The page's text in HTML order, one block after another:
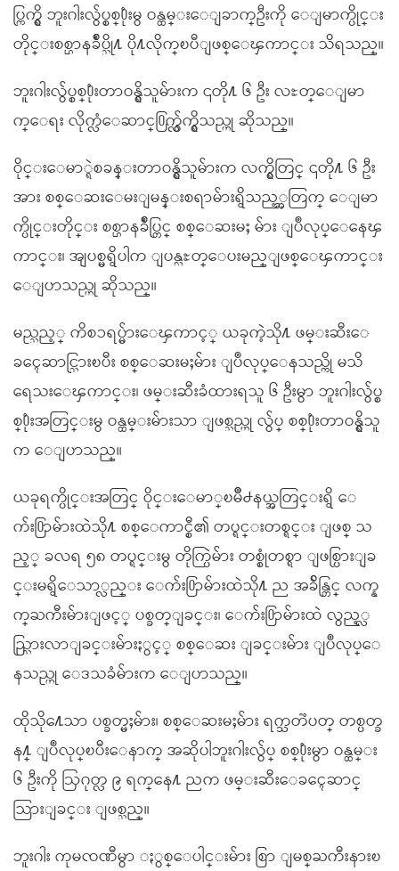
ပ္ကြက္ရွိ ဘူးဂါးလွ်ပ္စစ္႐ုံးမွ ဝန္ထမ္းေျခာက္ဦးကို ေျမာက္ပိုင္း
တိုင္းစစ္ဌာနခ်ဳပ္သို႔ ပို႔လိုက္ၿပီျဖစ္ေၾကာင္း သိရသည္။
ဘူးဂါးလွ်ပ္စစ္႐ုံးတာဝန္ရွိသူမ်ားက ၎တို႔ ၆ ဦး လႊတ္ေျမာ
က္ေရး လိုက္လံေဆာင္႐ြက္လွ်က္ရွိသည္ဟု ဆိုသည္။
ဝိုင္းေမာ္ရဲစခန္းတာဝန္ရွိသူမ်ားက လက္ရွိတြင္ ၎တို႔ ၆ ဦး
အား စစ္ေဆးေမးျမန္းစရာမ်ားရွိသည့္အတြက္ ေျမာ
က္ပိုင္းတိုင္း စစ္ဌာနခ်ဳပ္တြင္ စစ္ေဆးမႈ မ်ား ျပဳလုပ္ေနေၾ
ကာင္း၊ အျပစ္မရွိပါက ျပန္လႊတ္ေပးမည္ျဖစ္ေၾကာင္း
ေျပာသည္ဟု ဆိုသည္။
မည္သည့္ ကိစၥရပ္မ်ားေၾကာင့္ ယခုကဲ့သို႔ ဖမ္းဆီးေ
ခၚေဆာင္သြားၿပီး စစ္ေဆးမႈမ်ား ျပဳလုပ္ေနသည္ကို မသိ
ရေသးေၾကာင္း၊ ဖမ္းဆီးခံထားရသူ ၆ ဦးမွာ ဘူးဂါးလွ်ပ္စ
စ္႐ုံးအတြင္းမွ ဝန္ထမ္းမ်ားသာ ျဖစ္သည္ဟု လွ်ပ္ စစ္႐ုံးတာဝန္ရွိသူ
က ေျပာသည္။
ယခုရက္ပိုင္းအတြင္ ဝိုင္းေမာ္ၿမိဳ႕နယ္အတြင္းရွိ ေ
က်း႐ြာမ်ားထဲသို႔ စစ္ေကာင္စီ၏ တပ္ရင္းတစ္ရင္း ျဖစ္ သ
ည့္ ခလရ ၅၈ တပ္ရင္းမွ တိုက္ပြဲမ်ား တစ္စုံတစ္ရာ ျဖစ္ပြားျခ
င္းမရွိေသာ္လည္း ေက်း႐ြာမ်ားထဲသို႔ ည အခ်ိန္တြင္ လက္န
က္ႀကီးမ်ားျဖင့္ ပစ္ခတ္ျခင္း၊ ေက်း႐ြာမ်ားထဲ လွည့္လ
ည္သြားလာျခင္းမ်ားႏွင့္ စစ္ေဆး ျခင္းမ်ား ျပဳလုပ္ေ
နသည္ဟု ေဒသခံမ်ားက ေျပာသည္။
ထိုသို႔ေသာ ပစ္ခတ္မႈမ်ား၊ စစ္ေဆးမႈမ်ား ရက္သတၱပတ္ တစ္ပတ္ခ
န႔္ ျပဳလုပ္ၿပီးေနာက္ အဆိုပါဘူးဂါးလွ်ပ္ စစ္႐ုံးမွာ ဝန္ထမ္း
၆ ဦးကို ဩဂုတ္လ ၉ ရက္ေန႔ ညက ဖမ္းဆီးေခၚေဆာင္
သြားျခင္း ျဖစ္သည္။
ဘူးဂါး ကုမၸဏီမွာ ႏွစ္ေပါင္းမ်ား စြာ ျမစ္ႀကီးနားၿ